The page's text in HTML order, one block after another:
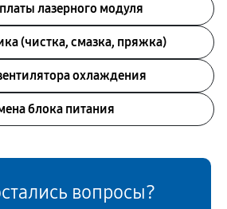
лазерного модуля
(чистка, смазка, пряжка)
охлаждения
блока питания
вопросы?